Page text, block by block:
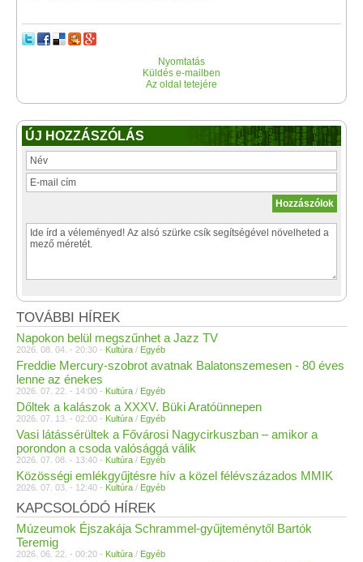
Nyomtatás
Küldés e-mailben
Az oldal tetejére
ÚJ HOZZÁSZÓLÁS
TOVÁBBI HÍREK
Napokon belül megszűnhet a Jazz TV
2026. 08. 04. - 20:30 - Kultúra / Egyéb
Freddie Mercury-szobrot avatnak Balatonszemesen - 80 éves
lenne az énekes
2026. 07. 22. - 14:00 - Kultúra / Egyéb
Dőltek a kalászok a XXXV. Büki Aratóünnepen
2026. 07. 13. - 02:00 - Kultúra / Egyéb
Vasi látássérültek a Fővárosi Nagycirkuszban – amikor a
porondon a csoda valósággá válik
2026. 07. 08. - 13:40 - Kultúra / Egyéb
Közösségi emlékgyűjtésre hív a közel félévszázados MMIK
2026. 07. 03. - 12:40 - Kultúra / Egyéb
KAPCSOLÓDÓ HÍREK
Múzeumok Éjszakája Schrammel-gyűjteménytől Bartók
Teremig
2026. 06. 22. - 00:20 - Kultúra / Egyéb